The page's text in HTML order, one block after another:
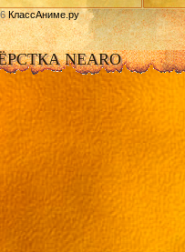
КлассАниме.ру
NEARO